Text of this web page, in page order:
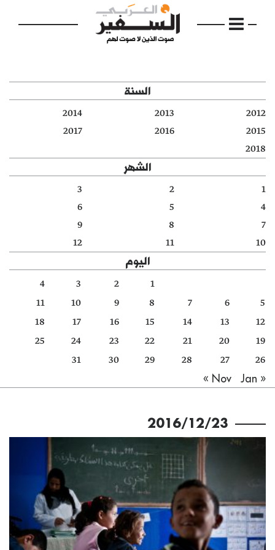
الرئيسية
مواضيع
دفاتر
الأرشيف
السنة
2012
2013
2014
2015
2016
2017
2018
الشهر
1
2
3
4
5
6
7
8
9
10
11
12
اليوم
1
2
3
4
5
6
7
8
9
10
11
12
13
14
15
16
17
18
19
20
21
22
23
24
25
26
27
28
29
30
31
« Nov
Jan »
2016/12/23